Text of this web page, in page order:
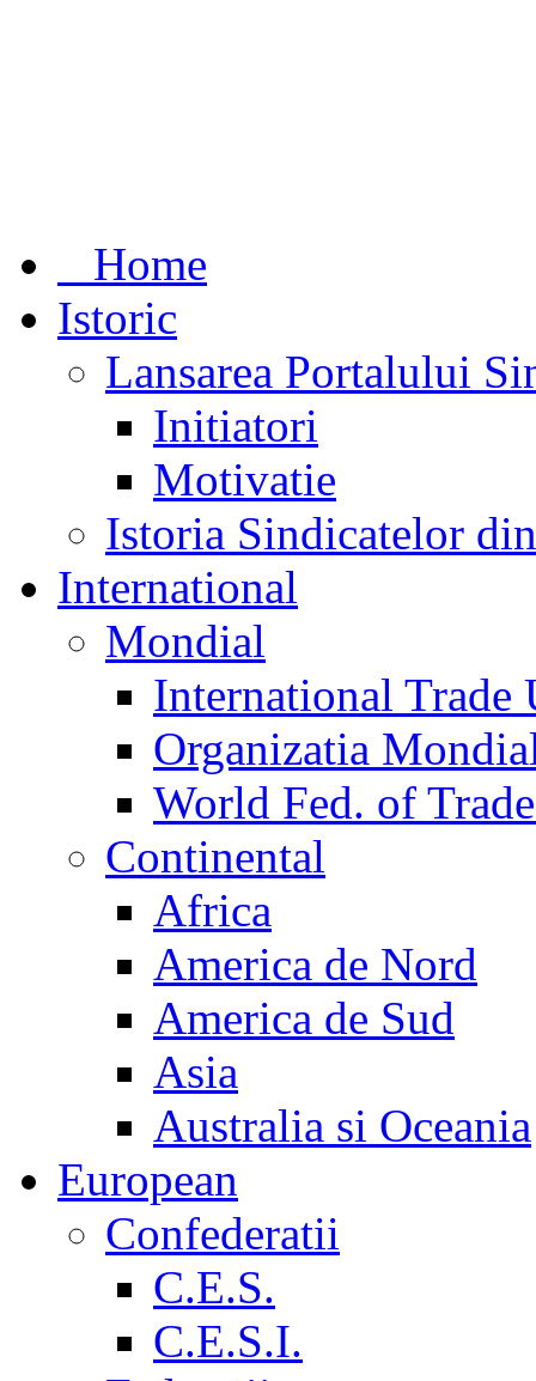
Home
Istoric
Lansarea Portalului
Initiatori
Motivatie
Istoria Sindicatelor
International
Mondial
International Trade
Organizatia
World Fed. of
Continental
Africa
America de Nord
America de Sud
Asia
Australia si Oceania
European
Confederatii
C.E.S.
C.E.S.I.